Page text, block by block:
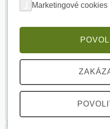
Marketingové cookies